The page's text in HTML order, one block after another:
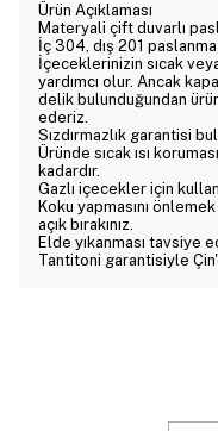
Ürün Açıklaması
Materyali çift duvarlı
İç 304, dış 201
İçeceklerinizin sıcak
yardımcı olur. Ancak
delik bulunduğundan
ederiz.
Sızdırmazlık garantisi
Üründe sıcak ısı
kadardır.
Gazlı içecekler için
Koku yapmasını önlemek
açık bırakınız.
Elde yıkanması tavsiye
Tantitoni garantisiyle